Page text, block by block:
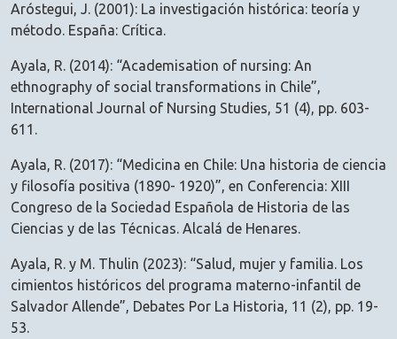
Aróstegui, J. (2001): La investigación histórica: teoría y
método. España: Crítica.
Ayala, R. (2014): “Academisation of nursing: An
ethnography of social transformations in Chile”,
International Journal of Nursing Studies, 51 (4), pp. 603-
611.
Ayala, R. (2017): “Medicina en Chile: Una historia de ciencia
y filosofía positiva (1890- 1920)”, en Conferencia: XIII
Congreso de la Sociedad Española de Historia de las
Ciencias y de las Técnicas. Alcalá de Henares.
Ayala, R. y M. Thulin (2023): “Salud, mujer y familia. Los
cimientos históricos del programa materno-infantil de
Salvador Allende”, Debates Por La Historia, 11 (2), pp. 19-
53.